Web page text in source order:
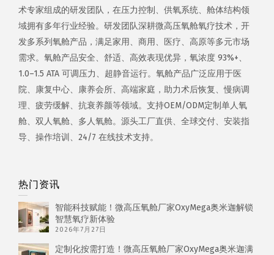
术专家组成的研发团队，在压力控制、供氧系统、舱体结构领
域拥有多年行业经验。研发团队深耕微高压氧舱氧疗技术，开
发多系列氧舱产品，满足家用、商用、医疗、高原等多元市场
需求。氧舱产品安全、舒适、高效表现优异，氧浓度 93%+、
1.0–1.5 ATA 可调压力、超静音运行。氧舱产品广泛应用于医
院、康复中心、康养会所、高端家庭，助力术后恢复、慢病调
理、疲劳缓解、抗衰养颜等领域。支持OEM/ODM定制单人氧
舱、双人氧舱、多人氧舱。源头工厂直供、全球交付、安装指
导、操作培训、24/7 在线技术支持。
热门资讯
智能科技赋能！微高压氧舱厂家OxyMega奥米迦解锁
智慧氧疗新体验
2026年7月27日
定制化按需打造！微高压氧舱厂家OxyMega奥米迦满